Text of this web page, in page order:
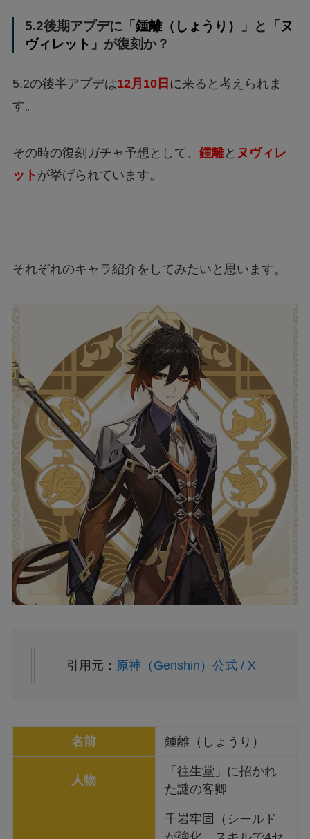
5.2後期アプデに「鍾離（しょうり） 」と「ヌ
ヴィレット 」が復刻か？
5.2の後半アプデは12月10日 に来ると考えられま
す。
その時の復刻ガチャ予想として、 鍾離と ヌヴィレ
ット が挙げられています。
それぞれのキャラ紹介をしてみたいと思います。
引用元： 原神（Genshin）公式 / X
名前 鍾離（しょうり）
人物
「往生堂」に招かれ
た謎の客卿
千岩牢固（シールド